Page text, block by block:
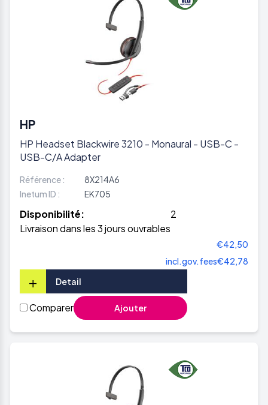
HP
HP Headset Blackwire 3210 - Monaural - USB-C -
USB-C/A Adapter
Référence :
8X214A6
Inetum ID :
EK705
Disponibilité:
2
Livraison dans les 3 jours ouvrables
€42,50
incl.gov.fees€42,78
+ Detail
Comparer Ajouter